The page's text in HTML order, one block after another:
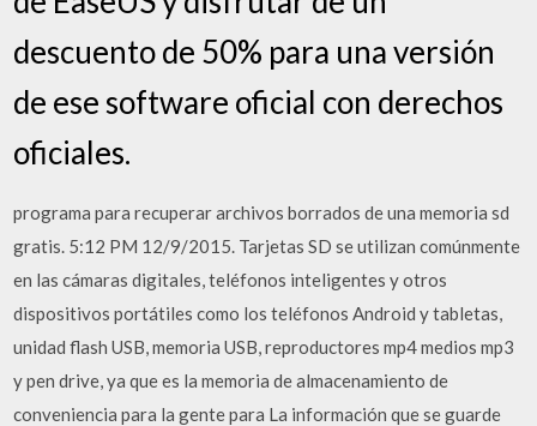
descuento de 50% para una versión
de ese software oficial con derechos
oficiales.
programa para recuperar archivos borrados de una memoria sd
gratis. 5:12 PM 12/9/2015. Tarjetas SD se utilizan comúnmente
en las cámaras digitales, teléfonos inteligentes y otros
dispositivos portátiles como los teléfonos Android y tabletas,
unidad flash USB, memoria USB, reproductores mp4 medios mp3
y pen drive, ya que es la memoria de almacenamiento de
conveniencia para la gente para La información que se guarde